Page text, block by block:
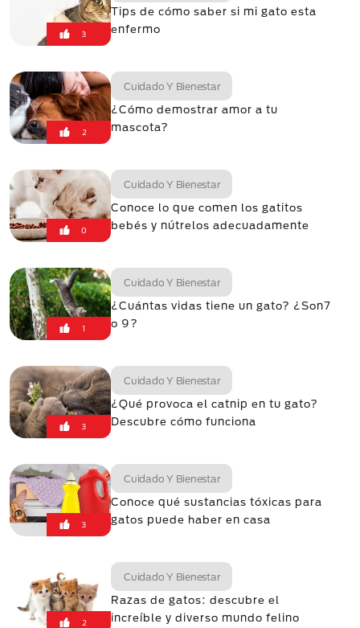
3
Tips de cómo saber si mi gato esta
enfermo
2
Cuidado Y Bienestar
¿Cómo demostrar amor a tu
mascota?
0
Cuidado Y Bienestar
Conoce lo que comen los gatitos
bebés y nútrelos adecuadamente
1
Cuidado Y Bienestar
¿Cuántas vidas tiene un gato? ¿Son7
o 9?
3
Cuidado Y Bienestar
¿Qué provoca el catnip en tu gato?
Descubre cómo funciona
3
Cuidado Y Bienestar
Conoce qué sustancias tóxicas para
gatos puede haber en casa
2
Cuidado Y Bienestar
Razas de gatos: descubre el
increíble y diverso mundo felino